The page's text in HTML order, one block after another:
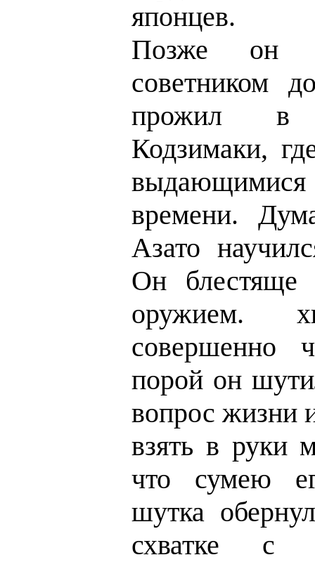
японцев.
Позже он
советником
прожил в
Кодзимаки,
времени.
Азато
Он блестяще
оружием.
совершенно
порой он
вопрос жизни
взять в руки
что сумею
шутка
схватке с